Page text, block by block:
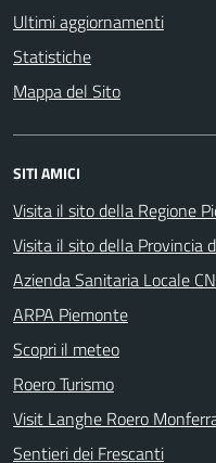
Ultimi aggiornamenti
Statistiche
Mappa del Sito
SITI AMICI
Visita il sito della Regione
Visita il sito della Provincia
Azienda Sanitaria Locale
ARPA Piemonte
Scopri il meteo
Roero Turismo
Visit Langhe Roero
Sentieri dei Frescanti